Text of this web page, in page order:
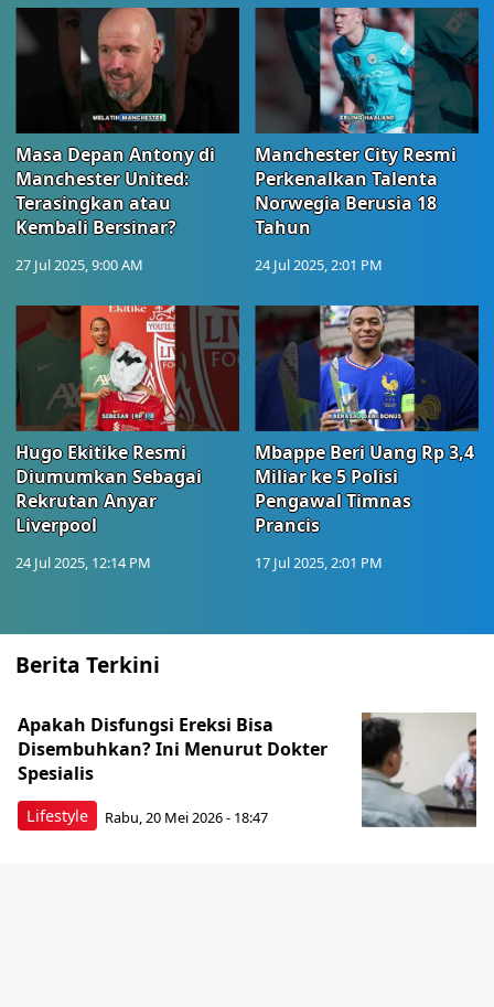
Masa Depan Antony di
Manchester United:
Terasingkan atau
Kembali Bersinar?
27 Jul 2025, 9:00 AM
Manchester City Resmi
Perkenalkan Talenta
Norwegia Berusia 18
Tahun
24 Jul 2025, 2:01 PM
Hugo Ekitike Resmi
Diumumkan Sebagai
Rekrutan Anyar
Liverpool
24 Jul 2025, 12:14 PM
Mbappe Beri Uang Rp 3,4
Miliar ke 5 Polisi
Pengawal Timnas
Prancis
17 Jul 2025, 2:01 PM
Berita Terkini
Lifestyle
Apakah Disfungsi Ereksi Bisa
Disembuhkan? Ini Menurut Dokter
Spesialis
Rabu, 20 Mei 2026 - 18:47